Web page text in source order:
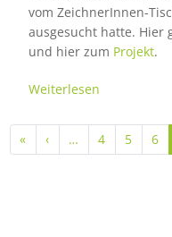
vom ZeichnerInnen-
ausgesucht hatte. Hier
und hier zum Projekt.
Weiterlesen
Seitennummerierung
«Erste Seite
‹Vorherige Seite
… 4 5 6